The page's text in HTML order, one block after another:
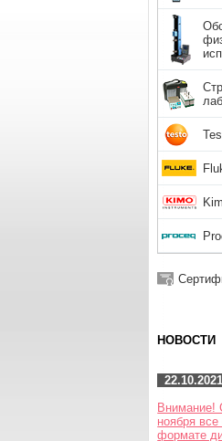
НОВОСТИ
Внимание!
ноября
формате